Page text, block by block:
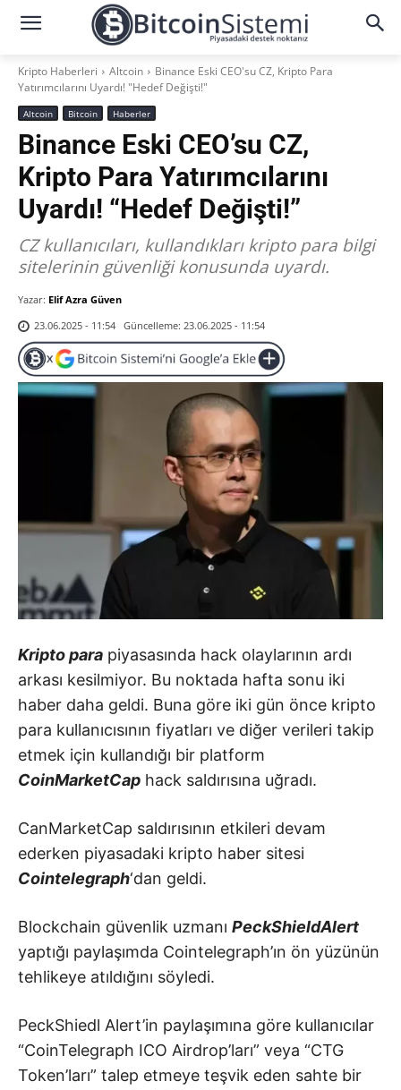
Kripto Haberleri Altcoin
Binance Eski CEO'su CZ, Kripto Para
Yatırımcılarını Uyardı! "Hedef Değişti!"
Altcoin Bitcoin Haberler
Binance Eski CEO’su CZ,
Kripto Para Yatırımcılarını
Uyardı! “Hedef Değişti!”
CZ kullanıcıları, kullandıkları kripto para bilgi
sitelerinin güvenliği konusunda uyardı.
Yazar: Elif Azra Güven
23.06.2025 - 11:54 Güncelleme: 23.06.2025 - 11:54
Kripto para piyasasında hack olaylarının ardı
arkası kesilmiyor. Bu noktada hafta sonu iki
haber daha geldi. Buna göre iki gün önce kripto
para kullanıcısının fiyatları ve diğer verileri takip
etmek için kullandığı bir platform
CoinMarketCap hack saldırısına uğradı.
CanMarketCap saldırısının etkileri devam
ederken piyasadaki kripto haber sitesi
Cointelegraph‘dan geldi.
Blockchain güvenlik uzmanı PeckShieldAlert
yaptığı paylaşımda Cointelegraph’ın ön yüzünün
tehlikeye atıldığını söyledi.
PeckShiedl Alert’in paylaşımına göre kullanıcılar
“CoinTelegraph ICO Airdrop’ları” veya “CTG
Token’ları” talep etmeye teşvik eden sahte bir